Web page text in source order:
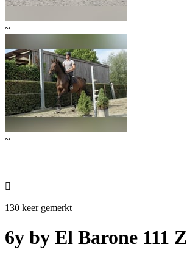
~
~

130 keer gemerkt
6y by El Barone 111 Z